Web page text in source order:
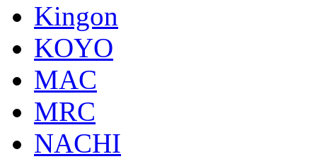
Kingon
KOYO
MAC
MRC
NACHI